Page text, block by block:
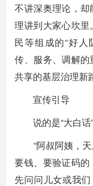
不讲深奥理论，
理讲到大家心坎
民等组成的“好人
传、服务、调解
共享的基层治理新
宣传引导
说的是“大白话
“阿叔阿姨，天
要钱、要验证码
先问问儿女或我